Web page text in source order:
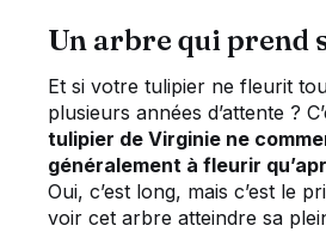
Un arbre qui prend
Et si votre tulipier ne fleurit
plusieurs années d’attente ?
tulipier de Virginie ne
généralement à fleurir
Oui, c’est long, mais c’est le
voir cet arbre atteindre sa